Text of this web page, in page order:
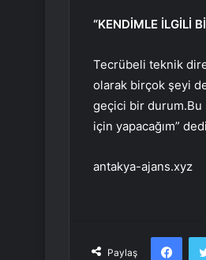
“KENDİMLE İLGİLİ
Tecrübeli teknik
olarak birçok şeyi
geçici bir durum.Bu
için yapacağım”
antakya-ajans.xyz
Paylaş